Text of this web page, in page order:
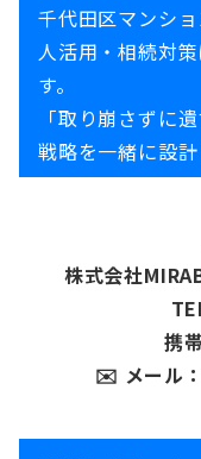
千代田区マンシ
人活用・相続対
す。
「取り崩さずに
戦略を一緒に設
株式会社
携
✉️ メール